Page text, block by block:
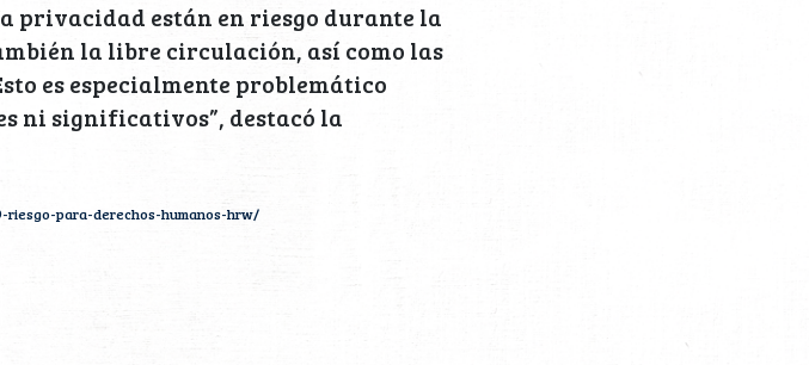
privacidad están en riesgo durante la
la libre circulación, así como las
es especialmente problemático
ni significativos”, destacó la
riesgo-para-derechos-humanos-hrw/